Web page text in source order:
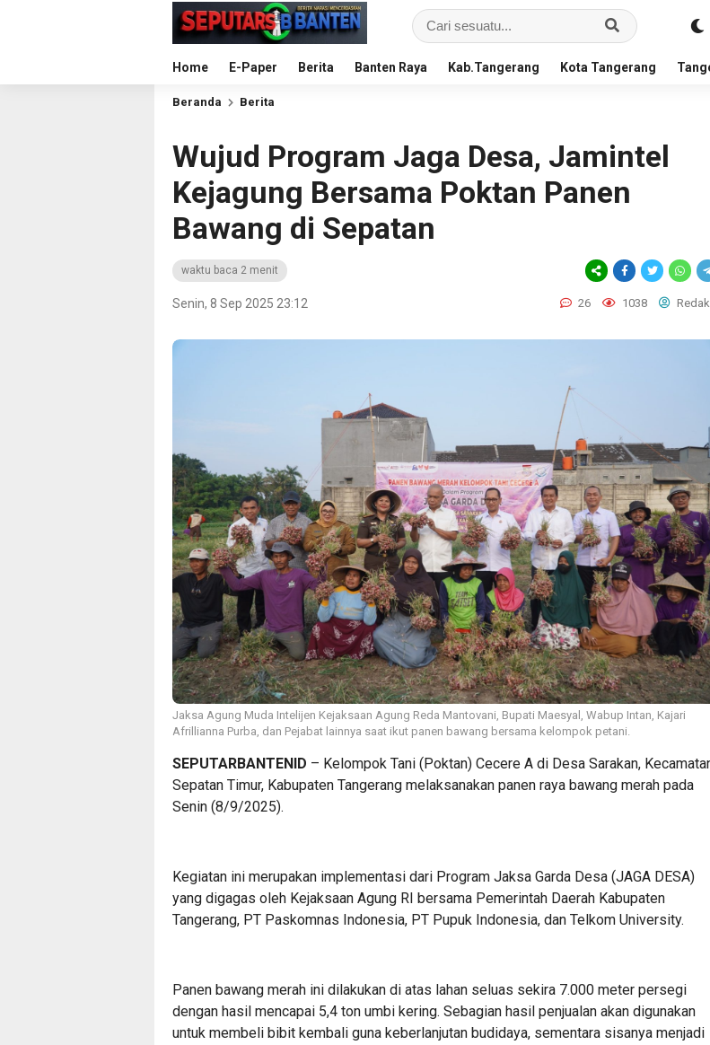
Home E-Paper Berita Banten Raya Kab.Tangerang Kota Tangerang
Beranda Berita
Wujud Program Jaga Desa, Jamintel
Kejagung Bersama Poktan Panen
Bawang di Sepatan
waktu baca 2 menit
Senin, 8 Sep 2025 23:12 26 1038
Jaksa Agung Muda Intelijen Kejaksaan Agung Reda Mantovani, Bupati Maesyal, Wabup Intan, Kajari
Afrillianna Purba, dan Pejabat lainnya saat ikut panen bawang bersama kelompok petani.
SEPUTARBANTENID – Kelompok Tani (Poktan) Cecere A di Desa Sarakan,
Sepatan Timur, Kabupaten Tangerang melaksanakan panen raya bawang merah pada
Senin (8/9/2025).
Kegiatan ini merupakan implementasi dari Program Jaksa Garda Desa (JAGA DESA)
yang digagas oleh Kejaksaan Agung RI bersama Pemerintah Daerah Kabupaten
Tangerang, PT Paskomnas Indonesia, PT Pupuk Indonesia, dan Telkom University.
Panen bawang merah ini dilakukan di atas lahan seluas sekira 7.000 meter persegi
dengan hasil mencapai 5,4 ton umbi kering. Sebagian hasil penjualan akan digunakan
untuk membeli bibit kembali guna keberlanjutan budidaya, sementara sisanya menjadi